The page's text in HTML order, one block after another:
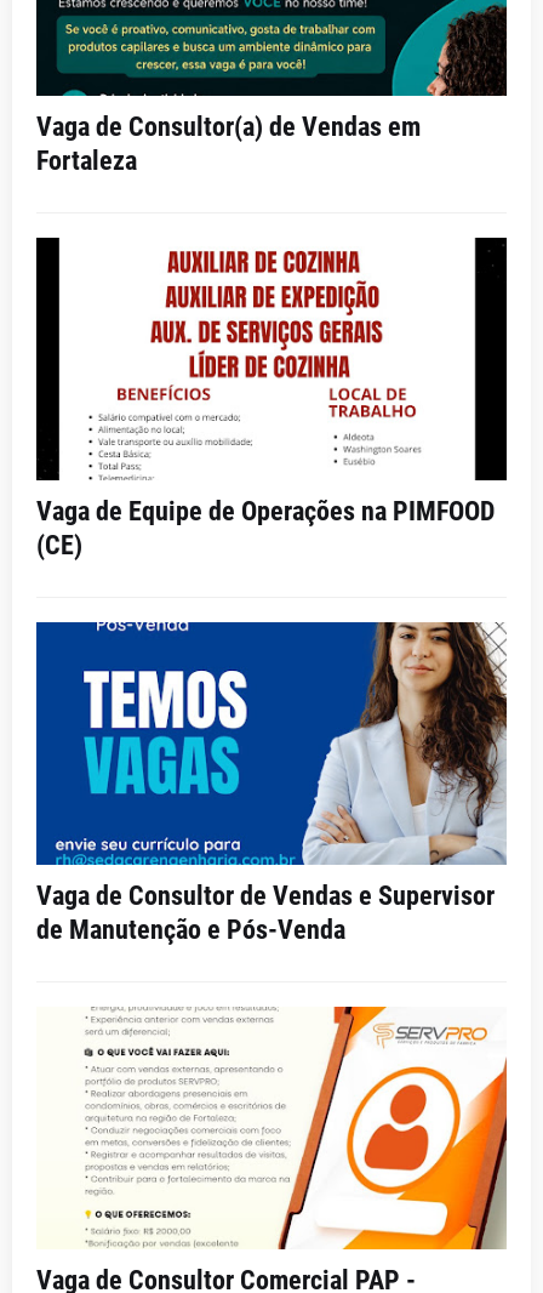
Vaga de Consultor(a) de Vendas em
Fortaleza
Vaga de Equipe de Operações na PIMFOOD
(CE)
Vaga de Consultor de Vendas e Supervisor
de Manutenção e Pós-Venda
Vaga de Consultor Comercial PAP -